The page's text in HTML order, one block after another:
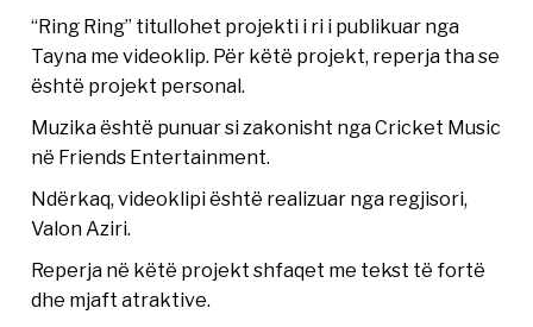
“Ring Ring” titullohet projekti i ri i publikuar nga
Tayna me videoklip. Për këtë projekt, reperja tha se
është projekt personal.
Muzika është punuar si zakonisht nga Cricket Music
në Friends Entertainment.
Ndërkaq, videoklipi është realizuar nga regjisori,
Valon Aziri.
Reperja në këtë projekt shfaqet me tekst të fortë
dhe mjaft atraktive.